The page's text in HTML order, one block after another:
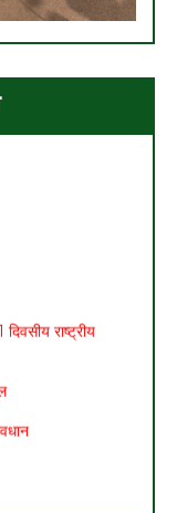
राष्ट्रीय
10 सब्जियों की खेती